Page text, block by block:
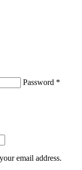
Password *
email address.